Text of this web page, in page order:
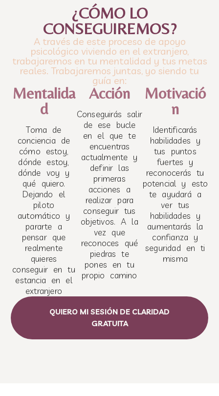
¿CÓMO LO
CONSEGUIREMOS?
A través de este proceso de apoyo
psicológico viviendo en el extranjero,
trabajaremos en tu mentalidad y tus metas
reales. Trabajaremos juntas, yo siendo tu
guía en:
Mentalida
d
Toma de
conciencia de
cómo estoy,
dónde estoy,
dónde voy y
qué quiero.
Dejando el
piloto
automático y
pararte a
pensar que
realmente
quieres
conseguir en tu
estancia en el
extranjero
Acción
Conseguirás salir
de ese bucle
en el que te
encuentras
actualmente y
definir las
primeras
acciones a
realizar para
conseguir tus
objetivos. A la
vez que
reconoces qué
piedras te
pones en tu
propio camino
Motivació
n
Identificarás
habilidades y
tus puntos
fuertes y
reconocerás tu
potencial y esto
te ayudará a
ver tus
habilidades y
aumentarás la
confianza y
seguridad en ti
misma
QUIERO MI SESIÓN DE CLARIDAD
GRATUITA